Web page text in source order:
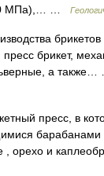
МПа),… …
брикетов
брикет,
а
пресс, в
барабанами
, орехо и